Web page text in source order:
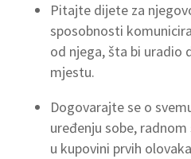
Pitajte dijete za
sposobnosti
od njega, šta bi uradio
mjestu.
Dogovarajte se o
uređenju sobe,
u kupovini prvih